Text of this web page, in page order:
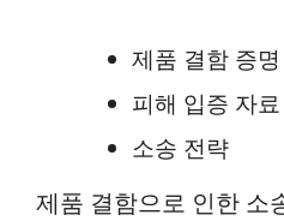
제품 결함 증명
피해 입증 자료
소송 전략
제품 결함으로 인한 소